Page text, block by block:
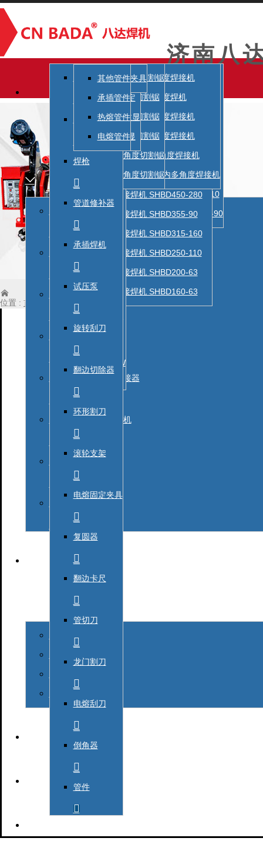

全自动热熔对接焊机ABBD250
全自动热熔对接焊机ABBD630
全自动热熔对接焊机ABBD450
全自动热熔对接焊机ABBD355
全自动热熔对接焊机ABBD315
全自动热熔对接焊机ABBD500
华润燃气专供全自动热熔对焊机315-110
华润燃气专供款全自动热熔对焊机250-90
液压半自动热熔对接焊机
八达液压半自动对接焊机
热熔对接焊机 SHBD1600-1200
热熔对接焊机 SHBD1200-800
热熔对接焊机 SHBD1000 -710
热熔对接焊机 SHBD800-630
热熔对接焊机 SHBD630 -400
热熔对接焊机 SHBD500-315
热熔对接焊机 SHBD450-280
热熔对接焊机 SHBD355-90
热熔对接焊机 SHBD315-160
热熔对接焊机 SHBD250-110
热熔对接焊机 SHBD200-63
热熔对接焊机 SHBD160-63
贝尔液压半自动对接焊机
热熔对接焊机 BLBD355-90
热熔对接焊机 BLBD315-160
热熔对接焊机 BLBD250-110
热熔对接焊机 BLBD200-63
热熔对接焊机 BLBD160-63
贝尔手动对接焊机
手动热熔对接焊机BLBDSY200-4
手动热熔对接焊机BLBDSY160-4
八达手动热熔对接焊机
手动热熔对接焊机SHBDSY200-4
手动热熔对接焊机SHBDSY160-4
手动热熔对接焊机SHBDST200-2
手动热熔对接焊机SHBDST160-2
BDDR-315A全自动电熔焊机 BDDR-315A
BCDR-250
全自动电熔焊机 BCDR-250
同层排水

全自动电熔焊机 同层排水
BDDR-400V

全自动电熔焊机 BDDR-400V
BDDR-315W

全自动电熔焊机 BDDR-315W
BDDR-315V

全自动电熔焊机 BDDR-315V
BDDR-5000V

全自动电熔焊机 BDDR-5000V
BDDR-8000W
全自动电熔焊机BDDR-8000W
承插焊机塑料管材熔接器
微电脑数显塑料管材熔接器
承插焊机75-110数显
承插焊机20-63数显
固定温度塑料管材熔接器
承插焊机75-110固定
承插焊机20-63固定
大型室内多角度焊接机
SHBG450 大型室内多角度焊接机
SHBG800 大型室内多角度焊机
SHBG315 大型室内多角度焊接机
SHBG630 大型室内多角度焊接机
SHBG1200 大型室内多角度焊接机
SHBM630 马鞍形大型室内多角度焊接机
SJBC2000 多角度切割锯
SJBC315 多角度切割锯
SJBC630 多角度切割锯
SJBC800 多角度切割锯
SJBC1200 多角度切割锯
SJBC1600 多角度切割锯
剪刀 剪刀
截止器
截止器
焊枪

焊枪
管道修补器

管道修补器
承插焊机

75-110固定
20-63固定
75-110数显
20-63数显
试压泵

试压泵
旋转刮刀

旋转刮刀
翻边切除器

翻边切除器
环形割刀

环形割刀
滚轮支架

滚轮支架
电熔固定夹具

电熔固定夹具
复圆器

复圆器
翻边卡尺

翻边卡尺
管切刀

管切刀
龙门割刀

龙门割刀
电熔刮刀

电熔刮刀
倒角器

倒角器
管件

其他管件
承插管件
热熔管件
电熔管件
济南八

位置 : 首页 产品展示
荫区西